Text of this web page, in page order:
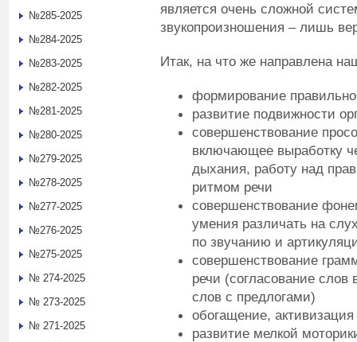
является очень сложной
звукопроизношения – лишь
Итак, на что же направлена
формирование
развитие подвижности
совершенствование
включающее выработку
дыхания, работу над
ритмом речи
совершенствование
умения различать на
по звучанию и
совершенствование
речи (согласование
слов с предлогами)
обогащение, активизация
развитие мелкой
№285-2025
№284-2025
№283-2025
№282-2025
№281-2025
№280-2025
№279-2025
№278-2025
№277-2025
№276-2025
№275-2025
№ 274-2025
№ 273-2025
№ 271-2025